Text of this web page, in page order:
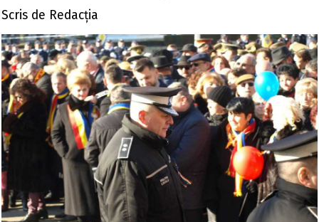
Scris de Redacția